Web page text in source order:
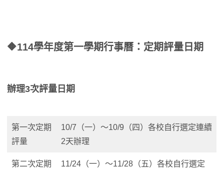
🔶114學年度第一學期行事曆：定期評量日期
辦理3次評量日期
第一次定期
評量
10/7（一）～10/9（四）各校自行選定連續
2天辦理
第二次定期
11/24（一）～11/28（五）各校自行選定